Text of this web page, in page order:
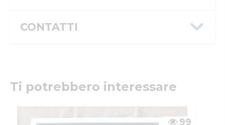
CONTATTI
Custode
Email/PEC:isvegi@ivgparma.it
Ti potrebbero interessare
99